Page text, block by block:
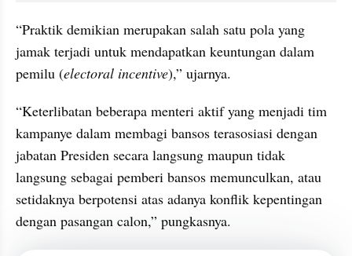
“Praktik demikian merupakan salah satu pola yang
jamak terjadi untuk mendapatkan keuntungan dalam
pemilu (electoral incentive),” ujarnya.
“Keterlibatan beberapa menteri aktif yang menjadi tim
kampanye dalam membagi bansos terasosiasi dengan
jabatan Presiden secara langsung maupun tidak
langsung sebagai pemberi bansos memunculkan, atau
setidaknya berpotensi atas adanya konflik kepentingan
dengan pasangan calon,” pungkasnya.